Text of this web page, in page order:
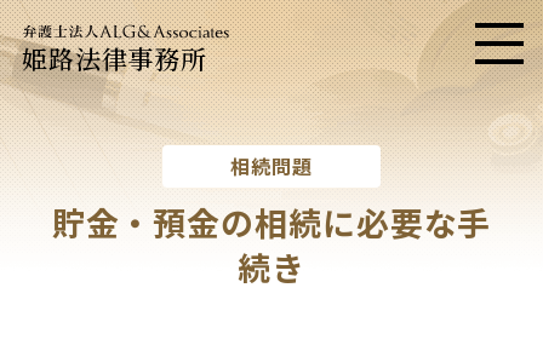
姫路法律事務所 メニ
相続問題
貯金・預金の相続に必要な手
続き